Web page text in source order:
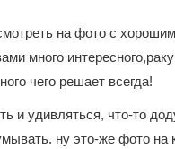
на фото с
много
чего решает всегда!
и удивляться, что-то
ну это-же фото на